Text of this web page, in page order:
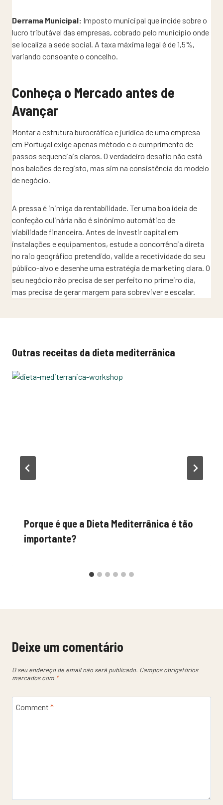
Derrama Municipal: Imposto municipal que incide sobre o
lucro tributável das empresas, cobrado pelo município onde
se localiza a sede social. A taxa máxima legal é de 1,5%,
variando consoante o concelho.
Conheça o Mercado antes de
Avançar
Montar a estrutura burocrática e jurídica de uma empresa
em Portugal exige apenas método e o cumprimento de
passos sequenciais claros. O verdadeiro desafio não está
nos balcões de registo, mas sim na consistência do modelo
de negócio.
A pressa é inimiga da rentabilidade. Ter uma boa ideia de
confeção culinária não é sinónimo automático de
viabilidade financeira. Antes de investir capital em
instalações e equipamentos, estude a concorrência direta
no raio geográfico pretendido, valide a recetividade do seu
público-alvo e desenhe uma estratégia de marketing clara. O
seu negócio não precisa de ser perfeito no primeiro dia,
mas precisa de gerar margem para sobreviver e escalar.
Outras receitas da dieta mediterrânica
Porque é que a Dieta Mediterrânica é tão
importante?
Deixe um comentário
O seu endereço de email não será publicado. Campos obrigatórios
marcados com *
Comment *